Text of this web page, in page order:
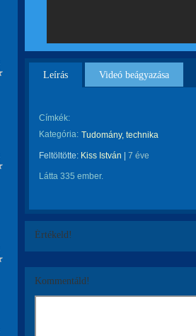
Leírás Videó beágyazása
Címkék:
Kategória: Tudomány, technika
Feltöltötte: Kiss István 7 éve
Látta 335 ember.
Értékeld!
Kommentáld!